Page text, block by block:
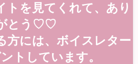
を見てくれて、あり
とう♡♡
方には、ボイスレター
トしています。